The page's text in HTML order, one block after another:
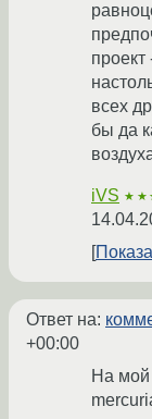
проект
всех
бы да
iVS
Ответ на:
+00:00
На мой